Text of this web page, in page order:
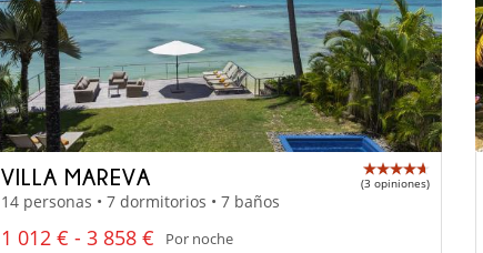
VILLA MAREVA (3 opiniones)
14 personas • 7 dormitorios • 7 baños
1 012 € - 3 858 €
Por noche